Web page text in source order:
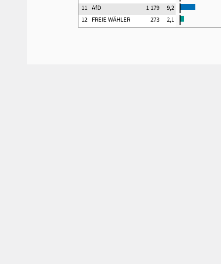
11 AfD 1 179
9,2
12 FREIE WÄHLER 273 2,1